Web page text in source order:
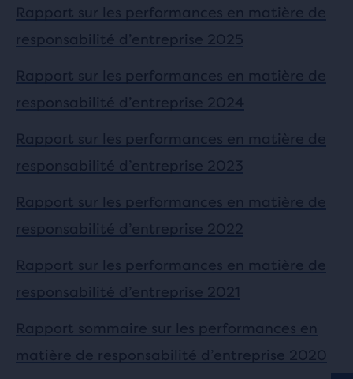
Rapport sur les performances en matière de
responsabilité d’entreprise 2025
Rapport sur les performances en matière de
responsabilité d’entreprise 2024
Rapport sur les performances en matière de
responsabilité d’entreprise 2023
Rapport sur les performances en matière de
responsabilité d’entreprise 2022
Rapport sur les performances en matière de
responsabilité d’entreprise 2021
Rapport sommaire sur les performances en
matière de responsabilité d’entreprise 2020